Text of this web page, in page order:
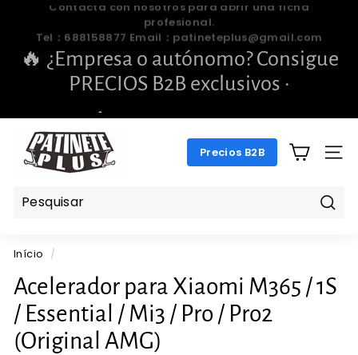
Conteúdo
slideshow
pausa
🔥 ¿Empresa o autónomo? Consigue
PRECIOS B2B exclusivos ·
📞 688 158 877 · ✉️
A
T
E
P
L
U
Precios B2B
Início /
Acelerador para Xiaomi M365 / 1S
/ Essential / Mi3 / Pro / Pro2
(Original AMG)